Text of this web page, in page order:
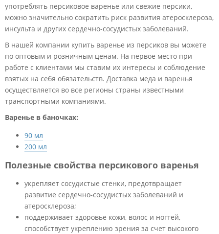
употреблять персиковое варенье или свежие персики,
можно значительно сократить риск развития атеросклероза,
инсульта и других сердечно-сосудистых заболеваний.
В нашей компании купить варенье из персиков вы можете
по оптовым и розничным ценам. На первое место при
работе с клиентами мы ставим их интересы и соблюдение
взятых на себя обязательств. Доставка меда и варенья
осуществляется во все регионы страны известными
транспортными компаниями.
Варенье в баночках:
90 мл
200 мл
Полезные свойства персикового варенья
укрепляет сосудистые стенки, предотвращает
развитие сердечно-сосудистых заболеваний и
атеросклероза;
поддерживает здоровье кожи, волос и ногтей,
способствует укреплению зрения за счет высокого